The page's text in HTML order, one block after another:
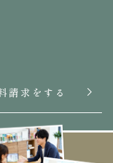
請求をする